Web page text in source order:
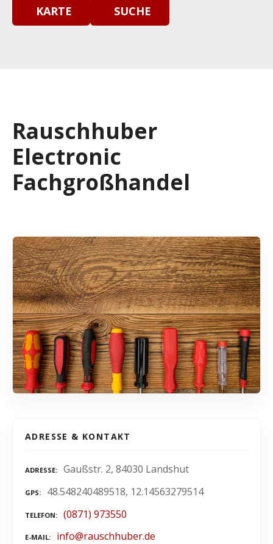
KARTE SUCHE
Rauschhuber
Electronic
Fachgroßhandel
ADRESSE & KONTAKT
ADRESSE Gaußstr. 2, 84030 Landshut
GPS 48.548240489518, 12.14563279514
TELEFON (0871) 973550
E-MAIL info@rauschhuber.de